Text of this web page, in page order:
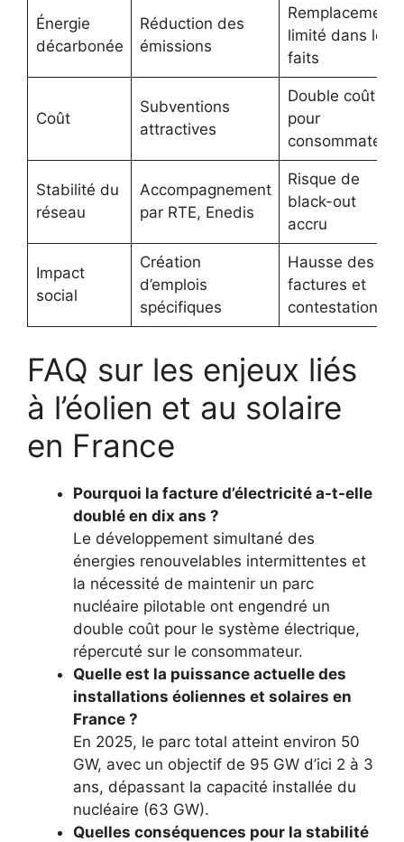
Énergie
décarbonée
Réduction des
émissions
Remplacement
limité dans les
faits
Coût
Subventions
attractives
Double coût
pour
consommateur
Stabilité du
réseau
Accompagnement
par RTE, Enedis
Risque de
black-out
accru
Impact
social
Création
d’emplois
spécifiques
Hausse des
factures et
contestations
FAQ sur les enjeux liés
à l’éolien et au solaire
en France
Pourquoi la facture d’électricité a-t-elle
doublé en dix ans ?
Le développement simultané des
énergies renouvelables intermittentes et
la nécessité de maintenir un parc
nucléaire pilotable ont engendré un
double coût pour le système électrique,
répercuté sur le consommateur.
Quelle est la puissance actuelle des
installations éoliennes et solaires en
France ?
En 2025, le parc total atteint environ 50
GW, avec un objectif de 95 GW d’ici 2 à 3
ans, dépassant la capacité installée du
nucléaire (63 GW).
Quelles conséquences pour la stabilité